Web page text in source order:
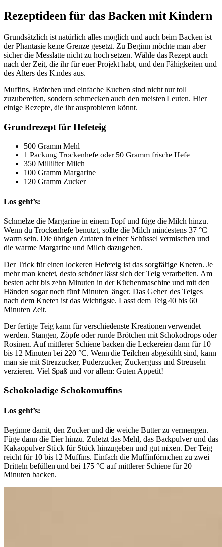
Rezeptideen für das Backen mit Kindern
Grundsätzlich ist natürlich alles möglich und auch beim Backen ist
der Phantasie keine Grenze gesetzt. Zu Beginn möchte man aber
sicher die Messlatte nicht zu hoch setzen. Wähle das Rezept auch
nach der Zeit, die ihr für euer Projekt habt, und den Fähigkeiten und
des Alters des Kindes aus.
Muffins, Brötchen und einfache Kuchen sind nicht nur toll
zuzubereiten, sondern schmecken auch den meisten Leuten. Hier
einige Rezepte, die ihr ausprobieren könnt.
Grundrezept für Hefeteig
500 Gramm Mehl
1 Packung Trockenhefe oder 50 Gramm frische Hefe
350 Milliliter Milch
100 Gramm Margarine
120 Gramm Zucker
Los geht’s:
Schmelze die Margarine in einem Topf und füge die Milch hinzu.
Wenn du Trockenhefe benutzt, sollte die Milch mindestens 37 °C
warm sein. Die übrigen Zutaten in einer Schüssel vermischen und
die warme Margarine und Milch dazugeben.
Der Trick für einen lockeren Hefeteig ist das sorgfältige Kneten. Je
mehr man knetet, desto schöner lässt sich der Teig verarbeiten. Am
besten acht bis zehn Minuten in der Küchenmaschine und mit den
Händen sogar noch fünf Minuten länger. Das Gehen des Teiges
nach dem Kneten ist das Wichtigste. Lasst dem Teig 40 bis 60
Minuten Zeit.
Der fertige Teig kann für verschiedenste Kreationen verwendet
werden. Stangen, Zöpfe oder runde Brötchen mit Schokodrops oder
Rosinen. Auf mittlerer Schiene backen die Leckereien dann für 10
bis 12 Minuten bei 220 °C. Wenn die Teilchen abgekühlt sind, kann
man sie mit Streuzucker, Puderzucker, Zuckerguss und Streuseln
verzieren. Viel Spaß und vor allem: Guten Appetit!
Schokoladige Schokomuffins
Los geht’s:
Beginne damit, den Zucker und die weiche Butter zu vermengen.
Füge dann die Eier hinzu. Zuletzt das Mehl, das Backpulver und das
Kakaopulver Stück für Stück hinzugeben und gut mixen. Der Teig
reicht für 10 bis 12 Muffins. Einfach die Muffinförmchen zu zwei
Dritteln befüllen und bei 175 °C auf mittlerer Schiene für 20
Minuten backen.